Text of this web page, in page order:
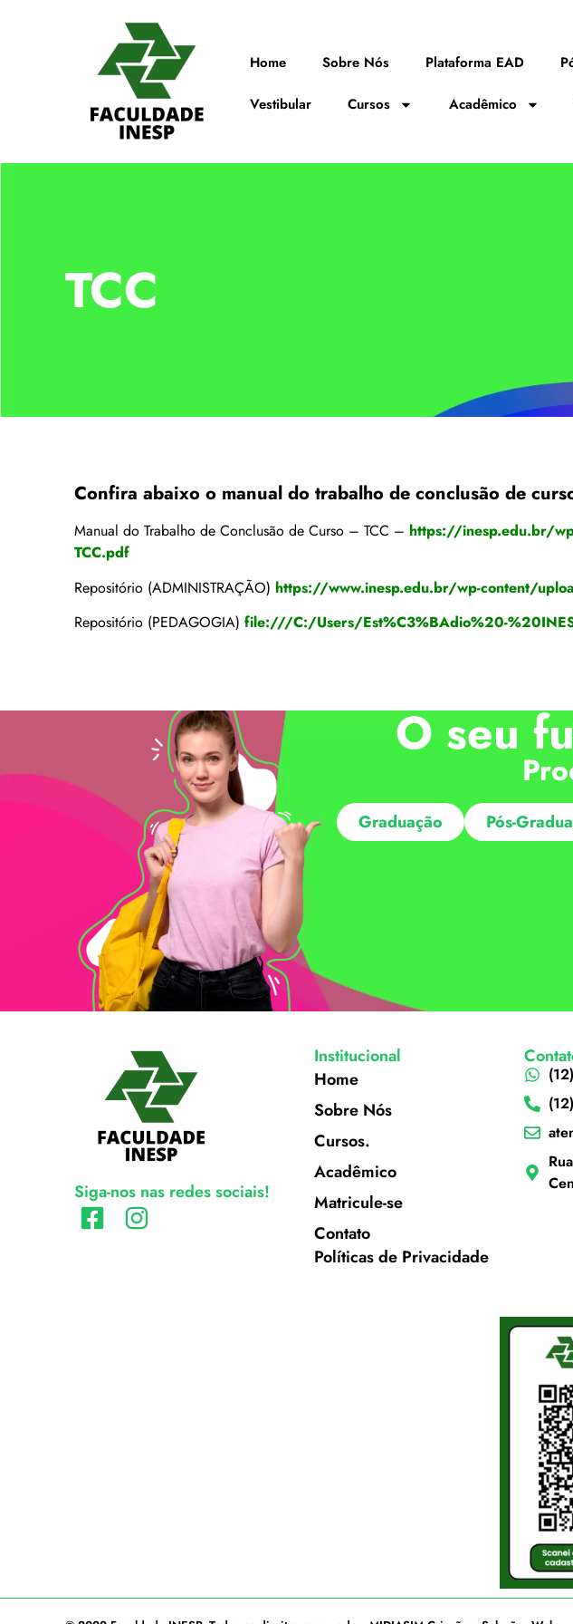
Home Sobre Nós Plataforma EAD
Vestibular Cursos Acadêmico
TCC
Confira abaixo o manual do trabalho de conclusão de
Manual do Trabalho de Conclusão de Curso – TCC – https://inesp.edu.br/
TCC.pdf
Repositório (ADMINISTRAÇÃO) https://www.inesp.edu.br/wp-content/
Repositório (PEDAGOGIA) file:///C:/Users/Est%C3%BAdio%20-
O seu
Graduação Pós-
Siga-nos nas redes sociais!
Institucional
Home
Sobre Nós
Cursos.
Acadêmico
Matricule-se
Contato
Políticas de Privacidade